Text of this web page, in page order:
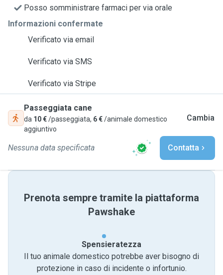
Posso somministrare farmaci per via orale
Informazioni confermate
Verificato via email
Verificato via SMS
Verificato via Stripe
Passeggiata cane
da 10 €/passeggiata, 6 €/animale domestico
aggiuntivo
Cambia
Nessuna data specificata Contatta
Prenota sempre tramite la piattaforma
Pawshake
Spensieratezza
Il tuo animale domestico potrebbe aver bisogno di
protezione in caso di incidente o infortunio.